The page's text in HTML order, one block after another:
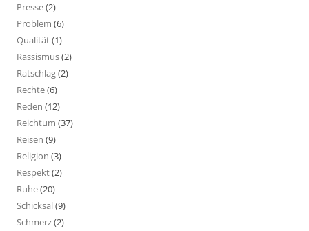
Presse(2)
Problem (6)
Qualität(1)
Rassismus(2)
Ratschlag(2)
Rechte(6)
Reden (12)
Reichtum (37)
Reisen (9)
Religion (3)
Respekt(2)
Ruhe(20)
Schicksal(9)
Schmerz(2)